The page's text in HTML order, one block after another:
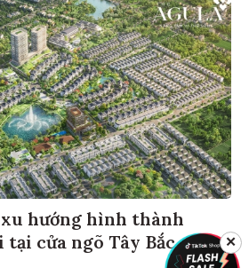
hướng hình thành
tại cửa ngõ Tây Bắc
✕